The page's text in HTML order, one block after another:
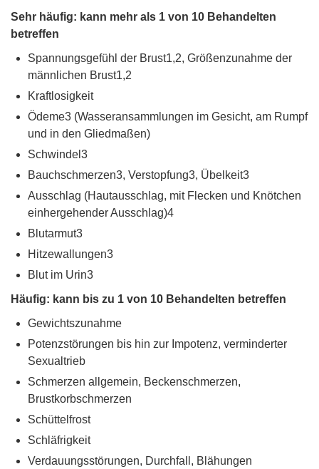
Sehr häufig: kann mehr als 1 von 10 Behandelten
betreffen
Spannungsgefühl der Brust1,2, Größenzunahme der
männlichen Brust1,2
Kraftlosigkeit
Ödeme3 (Wasseransammlungen im Gesicht, am Rumpf
und in den Gliedmaßen)
Schwindel3
Bauchschmerzen3, Verstopfung3, Übelkeit3
Ausschlag (Hautausschlag, mit Flecken und Knötchen
einhergehender Ausschlag)4
Blutarmut3
Hitzewallungen3
Blut im Urin3
Häufig: kann bis zu 1 von 10 Behandelten betreffen
Gewichtszunahme
Potenzstörungen bis hin zur Impotenz, verminderter
Sexualtrieb
Schmerzen allgemein, Beckenschmerzen,
Brustkorbschmerzen
Schüttelfrost
Schläfrigkeit
Verdauungsstörungen, Durchfall, Blähungen